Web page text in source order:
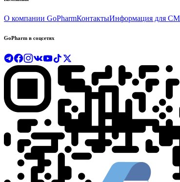
О компании GoPharmКонтактыИнформация для
GoPharm в соцсетях